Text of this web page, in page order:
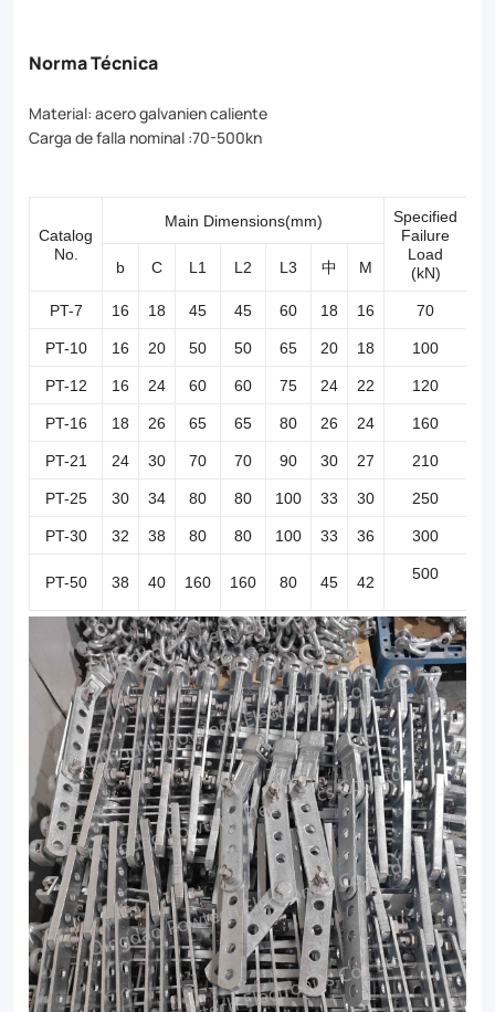
rotation
of
tower,
add
adjustable
length
parallel
hanging
plate
adjust
the
length
one
string.
Norma Técnica
Material: acero galvanien caliente
Carga de falla nominal :70-500kn
Catalog
No.
Main Dimensions(mm)
Specified
Failure
Load
(kN)
b C L1 L2 L3 中 M
PT-7 16 18 45 45 60 18 16 70
PT-10 16 20 50 50 65 20 18 100
PT-12 16 24 60 60 75 24 22 120
PT-16 18 26 65 65 80 26 24 160
PT-21 24 30 70 70 90 30 27 210
PT-25 30 34 80 80 100 33 30 250
PT-30 32 38 80 80 100 33 36 300
PT-50 38 40 160 160 80 45 42 500